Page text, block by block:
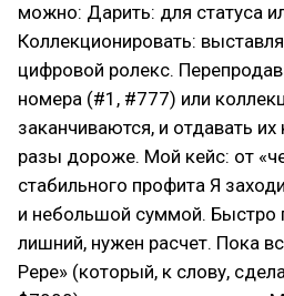
можно: Дарить: для статуса
Коллекционировать:
цифровой ролекс.
номера (#1, #777) или
заканчиваются, и отдавать
разы дороже. Мой кейс: от
стабильного профита Я
и небольшой суммой. Быстро
лишний, нужен расчет. Пока
Pepe» (который, к слову,